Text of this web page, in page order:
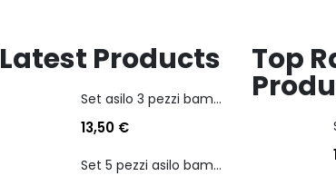
Latest Products
Set asilo 3 pezzi bambina personaggio kuromi
13,50 €
Set 5 pezzi asilo bambina personaggio stitch angel
Top